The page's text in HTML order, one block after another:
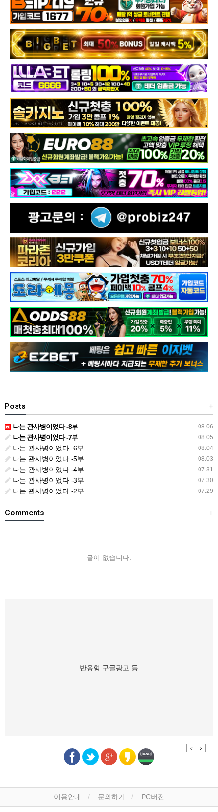
+
Posts
08.06
나는 관사병이었다 -8부
08.05
나는 관사병이었다 -7부
08.04
나는 관사병이었다 -6부
08.03
나는 관사병이었다 -5부
07.31
나는 관사병이었다 -4부
07.30
나는 관사병이었다 -3부
07.29
나는 관사병이었다 -2부
+
Comments
글이 없습니다.
반응형 구글광고 등
Previous
Next
이용안내 문의하기 PC버전